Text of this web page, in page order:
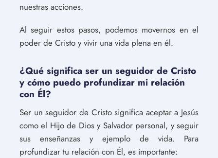
nuestras acciones.
Al seguir estos pasos, podemos movernos en el
poder de Cristo y vivir una vida plena en él.
¿Qué significa ser un seguidor de Cristo
y cómo puedo profundizar mi relación
con Él?
Ser un seguidor de Cristo significa aceptar a Jesús
como el Hijo de Dios y Salvador personal, y seguir
sus enseñanzas y ejemplo de vida. Para
profundizar tu relación con Él, es importante: